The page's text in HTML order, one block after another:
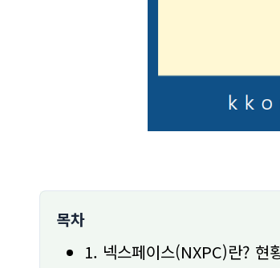
목차
1. 넥스페이스(NXPC)란? 현